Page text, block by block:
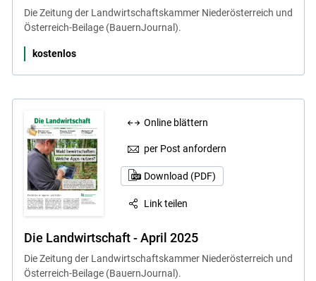
Die Zeitung der Landwirtschaftskammer Niederösterreich und
Österreich-Beilage (BauernJournal).
kostenlos
Online blättern
per Post anfordern
Download (PDF)
Link teilen
Die Landwirtschaft - April 2025
Die Zeitung der Landwirtschaftskammer Niederösterreich und
Österreich-Beilage (BauernJournal).